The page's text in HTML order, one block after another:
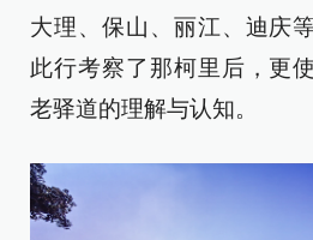
大理、保山、丽江、迪庆
此行考察了那柯里后，更
老驿道的理解与认知。